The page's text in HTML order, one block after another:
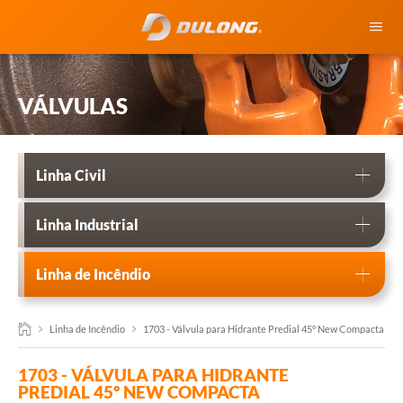
HOME
QUEM SOMOS
FUNDIÇÃO
VÁLVULAS
CONTATO
VÁLVULAS
Linha Civil
Linha Industrial
Linha de Incêndio
Linha de Incêndio 1703 - Válvula para Hidrante Predial 45º New Compacta
1703 - VÁLVULA PARA HIDRANTE
PREDIAL 45º NEW COMPACTA